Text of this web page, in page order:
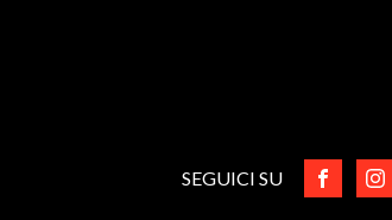
SEGUICI SU